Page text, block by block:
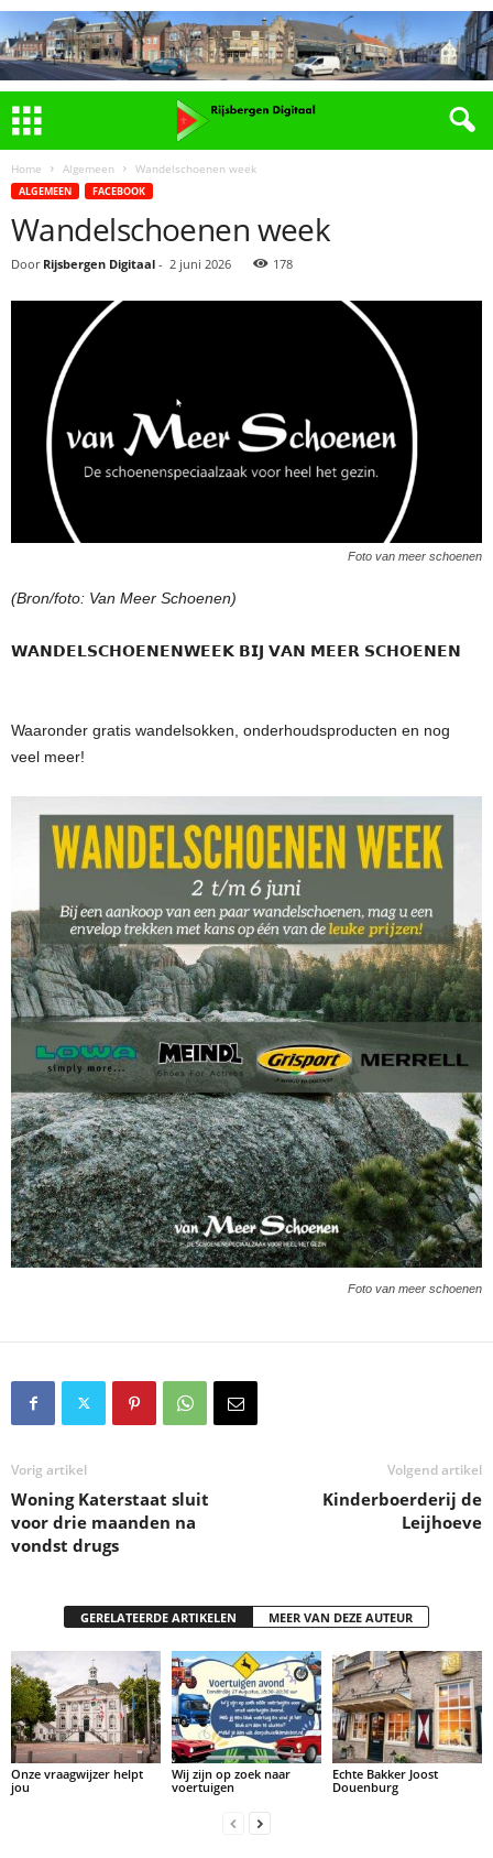
Home Algemeen Wandelschoenen week
ALGEMEEN FACEBOOK
Wandelschoenen week
Door Rijsbergen Digitaal - 2 juni 2026 178
Foto van meer schoenen
(Bron/foto: Van Meer Schoenen)
𝗪𝗔𝗡𝗗𝗘𝗟𝗦𝗖𝗛𝗢𝗘𝗡𝗘𝗡𝗪𝗘𝗘𝗞 𝗕𝗜𝗝 𝗩𝗔𝗡 𝗠𝗘𝗘𝗥 𝗦𝗖𝗛𝗢𝗘𝗡𝗘𝗡
Waaronder gratis wandelsokken, onderhoudsproducten en nog
veel meer!
Foto van meer schoenen
Vorig artikel
Woning Katerstaat sluit
voor drie maanden na
vondst drugs
Volgend artikel
Kinderboerderij de
Leijhoeve
GERELATEERDE ARTIKELEN MEER VAN DEZE AUTEUR
Onze vraagwijzer helpt
jou
Wij zijn op zoek naar
voertuigen
Echte Bakker Joost
Douenburg